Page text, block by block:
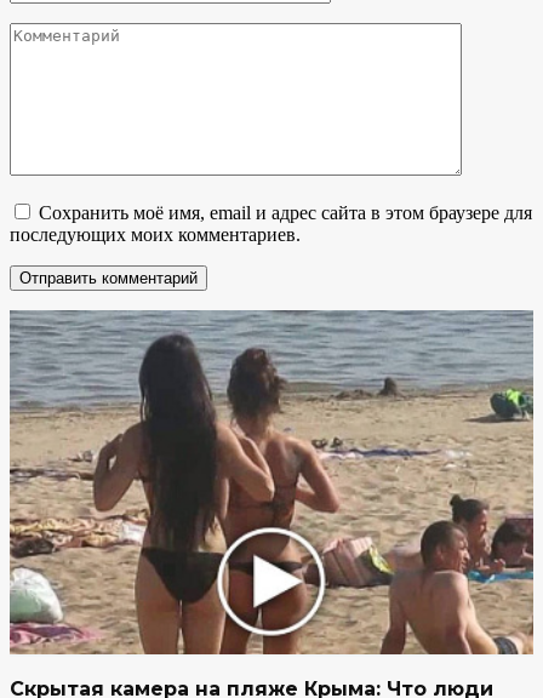
Комментарий
Сохранить моё имя, email и адрес сайта в этом браузере для
последующих моих комментариев.
Скрытая камера на пляже Крыма: Что люди